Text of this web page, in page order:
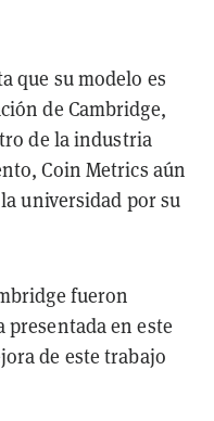
que su modelo es
de Cambridge,
de la industria
Coin Metrics aún
universidad por su
fueron
en este
de este trabajo